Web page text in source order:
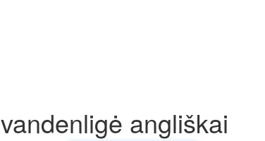
vandenligė angliškai